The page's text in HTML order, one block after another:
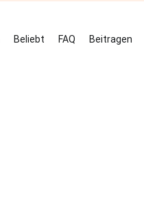
Beliebt FAQ Beitragen